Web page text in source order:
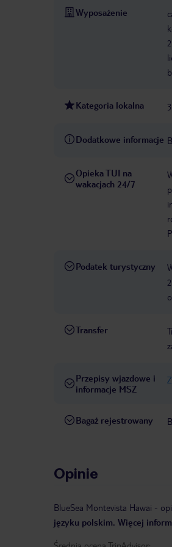
Wyposażenie
Kategoria lokalna
Dodatkowe informacje
Opieka TUI na
wakacjach 24/7
Podatek turystyczny
Transfer
Przepisy wjazdowe i
informacje MSZ
Bagaż rejestrowany
Opinie
BlueSea Montevista Hawai -
języku polskim. Więcej